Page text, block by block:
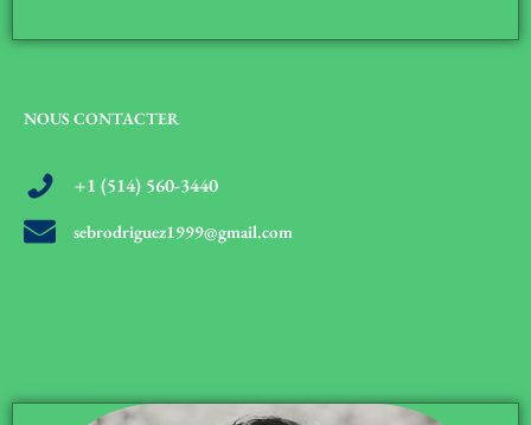
NOUS CONTACTER
+1 (514) 560-3440
sebrodriguez1999@gmail.com